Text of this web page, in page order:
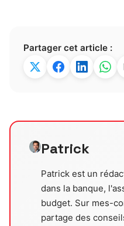
Partager cet article :
Patrick
Patrick est un
dans la banque,
budget. Sur mes-
partage des